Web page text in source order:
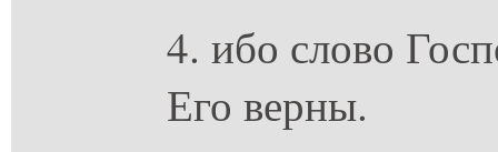
4. ибо слово
Его верны.